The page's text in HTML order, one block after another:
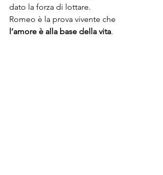
dato la forza di lottare.
Romeo è la prova vivente che
l’amore è alla base della vita.